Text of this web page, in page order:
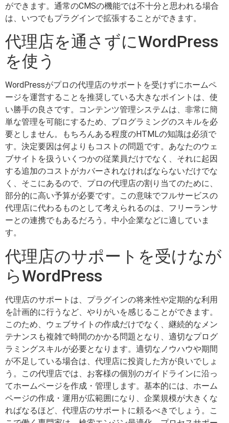
ができます。通常のCMSの機能では不十分と思われる場合
は、いつでもプラグインで拡張することができます。
代理店を通さずにWordPress
を使う
WordPressがプロの代理店のサポートを受けずにホームペ
ージを運営することを推奨している大きなポイントは、使
い勝手の良さです。コンテンツ管理システムは、非常に簡
単な管理を可能にするため、プログラミングのスキルを必
要としません。もちろんある程度のHTMLの知識は必須で
す。決定要因は何よりもコストの問題です。あなたのウェ
ブサイトを扱ういくつかの従業員だけでなく、それに起因
する追加のコストがカバーされなければならないだけでな
く、そこにあるので、プロの代理店の割り当てのために、
部分的に高い予算が必要です。この意味でフルサービスの
代理店に代わるものとして考えられるのは、フリーランサ
ーとの連携でもあるだろう。中小企業などに適していま
す。
代理店のサポートを受けなが
らWordPress
代理店のサポートは、プラグインの将来性や定期的な利用
を計画的に行うなど、やりがいを感じることができます。
このため、ウェブサイトの作成だけでなく、継続的なメン
テナンスも複雑で時間のかかる問題となり、適切なプログ
ラミングスキルが必要となります。適切なノウハウや期間
が不足している場合は、代理店に投資した方が良いでしょ
う。この代理店では、お客様の個別のガイドラインに沿っ
てホームページを作成・管理します。基本的には、ホーム
ページの作成・運用が広範囲になり、企業規模が大きくな
ればなるほど、代理店のサポートに頼るべきでしょう。こ